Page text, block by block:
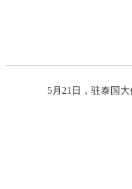
5月21日，驻泰国